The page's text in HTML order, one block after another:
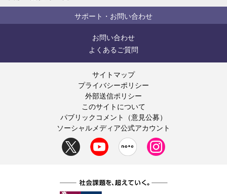
サポート・お問い合わせ
お問い合わせ
よくあるご質問
サイトマップ
プライバシーポリシー
外部送信ポリシー
このサイトについて
パブリックコメント（意見公募）
ソーシャルメディア公式アカウント